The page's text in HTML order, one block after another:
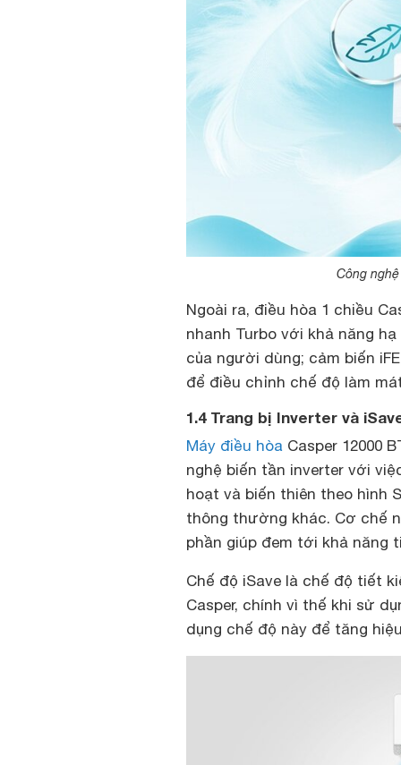
Công
Ngoài ra, điều hòa 1 chiều
nhanh Turbo với khả năng
của người dùng; cảm biến
để điều chỉnh chế độ làm
1.4 Trang bị Inverter và
Máy điều hòa Casper 12000
nghệ biến tần inverter với
hoạt và biến thiên theo hình
thông thường khác. Cơ chế
phần giúp đem tới khả năng
Chế độ iSave là chế độ tiết
Casper, chính vì thế khi sử
dụng chế độ này để tăng